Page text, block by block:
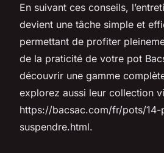
En suivant ces conseils,
devient une tâche simple et
permettant de profiter
de la praticité de votre pot
découvrir une gamme
explorez aussi leur collection
https://bacsac.com/fr/pots/
suspendre.html.